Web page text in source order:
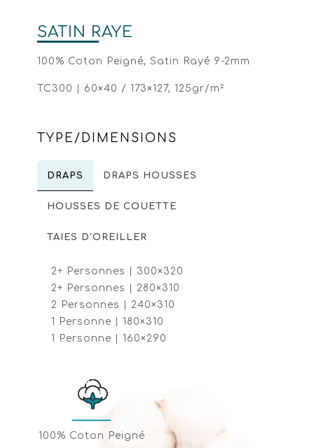
SATIN RAYÉ
100% Coton Peigné, Satin Rayé 9-2mm
TC300 | 60×40 / 173×127, 125gr/m²
TYPE/DIMENSIONS
DRAPS DRAPS HOUSSES
HOUSSES DE COUETTE
TAIES D’OREILLER
2+ Personnes | 300×320
2+ Personnes | 280×310
2 Personnes | 240×310
1 Personne | 180×310
1 Personne | 160×290
100% Coton Peigné